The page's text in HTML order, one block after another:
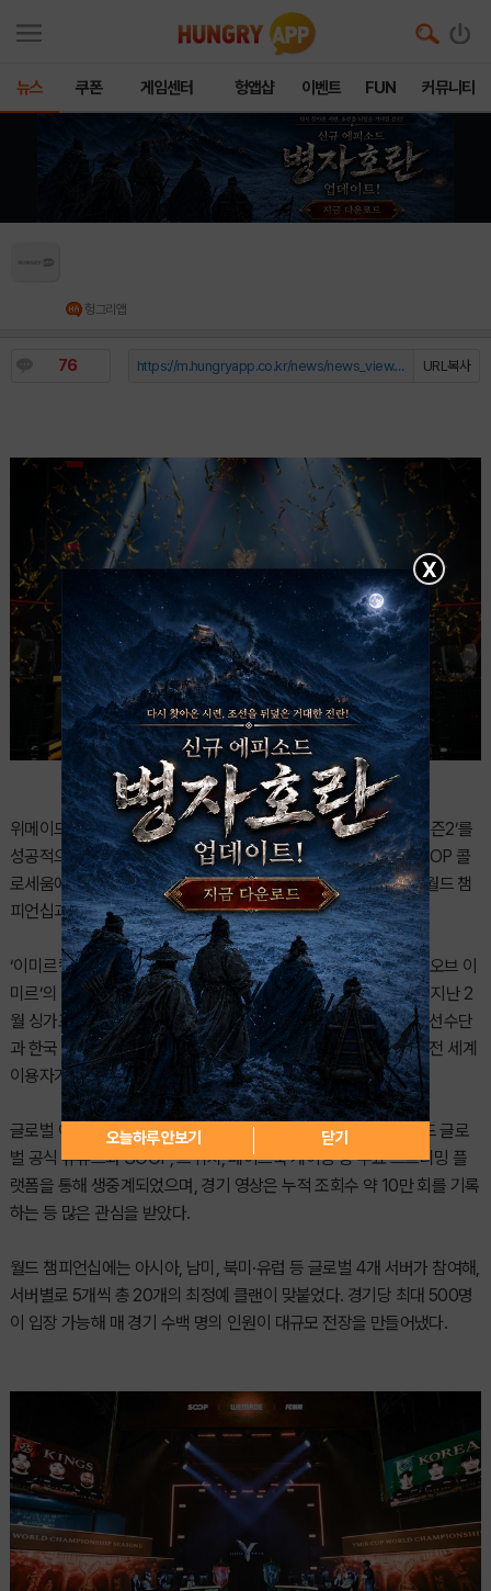
뉴스 쿠폰 게임센터 헝앱샵 이벤트 FUN 커뮤니티
헝그리앱
76 URL복사
https://m.hungryapp.co.kr/news/news_view.php?durl=YmNvZGU9b...
위메이드가 글로벌 e스포츠 토너먼트 ‘이미르컵 월드 챔피언십 시즌2’를
성공적으로 마무리했다. 6월 27일(토)과 28일(일) 서울 상암 SOOP 콜
로세움에서 진행된 이번 대회에서는 아시아 권역 서버 ‘Kings’가 월드 챔
피언십과 레전드 매치를 모두 우승하며 최고의 영예를 안았다.
‘이미르컵 월드 챔피언십’은 위메이드의 대표 MMORPG ‘레전드 오브 이
미르’의 핵심 콘텐츠 ‘서버대전’을 활용해 선보인 e스포츠 대회다. 지난 2
월 싱가포르에서 열린 첫 대회에 이어 개최된 이번 대회는 글로벌 선수단
과 한국 이용자들이 오프라인 현장에 참여해 경쟁하고 교류하며, ‘전 세계
이용자가 함께 즐기는 MMORPG’라는 비전을 현실화했다.
글로벌 이용자들의 뜨거운 관심 속에 치러진 이번 경기는 위메이드 글로
벌 공식 유튜브와 SOOP, 트위치, 페이스북 게이밍 등 주요 스트리밍 플
랫폼을 통해 생중계되었으며, 경기 영상은 누적 조회수 약 10만 회를 기록
하는 등 많은 관심을 받았다.
월드 챔피언십에는 아시아, 남미, 북미·유럽 등 글로벌 4개 서버가 참여해,
서버별로 5개씩 총 20개의 최정예 클랜이 맞붙었다. 경기당 최대 500명
이 입장 가능해 매 경기 수백 명의 인원이 대규모 전장을 만들어냈다.
X
오늘하루 안보기 닫기